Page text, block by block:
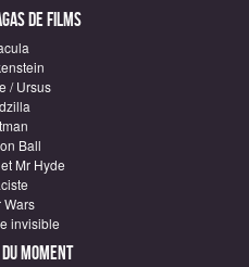
de Films
/ Ursus
Ball
Mr Hyde
Wars
invisible
moment